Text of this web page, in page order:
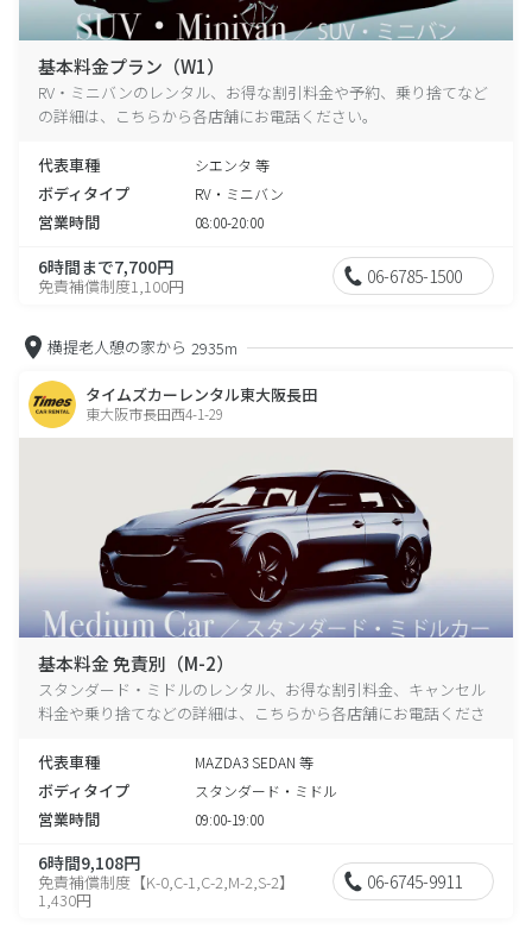
基本料金プラン（W1）
RV・ミニバンのレンタル、お得な割引料金や予約、乗り捨てなど
の詳細は、こちらから各店舗にお電話ください。
代表車種 シエンタ 等
ボディタイプ RV・ミニバン
営業時間 08:00-20:00
6時間まで7,700円
免責補償制度1,100円 06-6785-1500
横提老人憩の家から 2935m
タイムズカーレンタル東大阪長田
東大阪市長田西4-1-29
基本料金 免責別（M-2）
スタンダード・ミドルのレンタル、お得な割引料金、キャンセル
料金や乗り捨てなどの詳細は、こちらから各店舗にお電話くださ
代表車種
MAZDA3 SEDAN 等
ボディタイプ スタンダード・ミドル
営業時間 09:00-19:00
6時間9,108円
免責補償制度【K-0,C-1,C-2,M-2,S-2】
1,430円
06-6745-9911